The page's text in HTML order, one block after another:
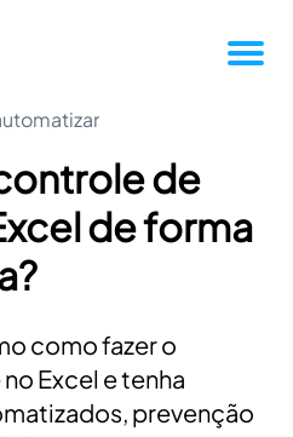
da Pluga
sucesso
de
de forma
como fazer o
Excel e tenha
prevenção